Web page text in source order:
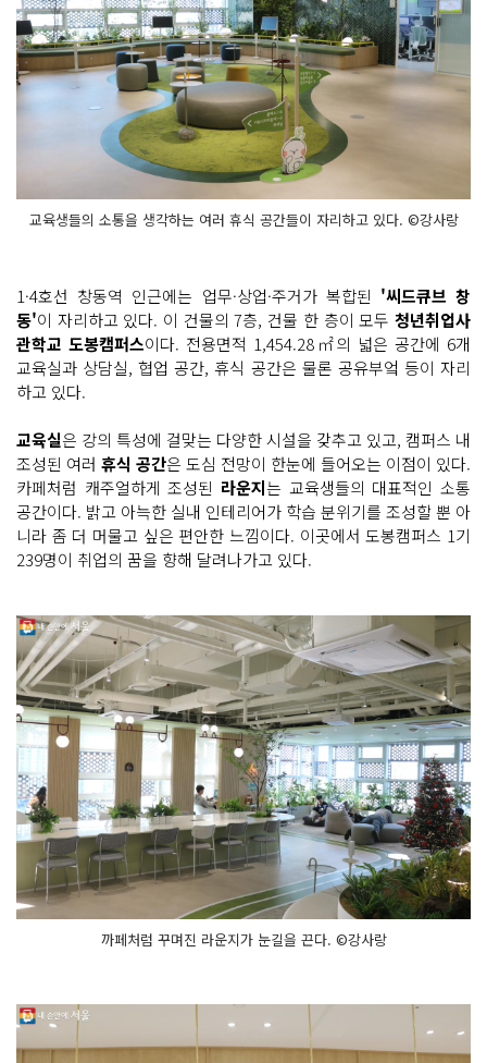
교육생들의 소통을 생각하는 여러 휴식 공간들이 자리하고 있다. ©강사랑
1·4호선 창동역 인근에는 업무·상업·주거가 복합된 '씨드큐브 창
동'이 자리하고 있다. 이 건물의 7층, 건물 한 층이 모두 청년취업사
관학교 도봉캠퍼스이다. 전용면적 1,454.28㎡의 넓은 공간에 6개
교육실과 상담실, 협업 공간, 휴식 공간은 물론 공유부엌 등이 자리
하고 있다.
교육실은 강의 특성에 걸맞는 다양한 시설을 갖추고 있고, 캠퍼스 내
조성된 여러 휴식 공간은 도심 전망이 한눈에 들어오는 이점이 있다.
카페처럼 캐주얼하게 조성된 라운지는 교육생들의 대표적인 소통
공간이다. 밝고 아늑한 실내 인테리어가 학습 분위기를 조성할 뿐 아
니라 좀 더 머물고 싶은 편안한 느낌이다. 이곳에서 도봉캠퍼스 1기
239명이 취업의 꿈을 향해 달려나가고 있다.
까페처럼 꾸며진 라운지가 눈길을 끈다. ©강사랑